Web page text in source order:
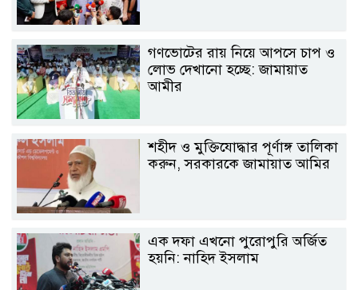
গণভোটের রায় নিয়ে আপসে চাপ ও
লোভ দেখানো হচ্ছে: জামায়াত
আমীর
শহীদ ও মুক্তিযোদ্ধার পূর্ণাঙ্গ তালিকা
করুন, সরকারকে জামায়াত আমির
এক দফা এখনো পুরোপুরি অর্জিত
হয়নি: নাহিদ ইসলাম